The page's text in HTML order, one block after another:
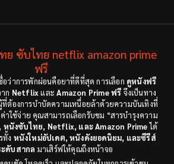
ย ซับไทย netflix amazon prime
ฟรี
ชื่อว่าการพักผ่อนคือยาที่ดีที่สุด การเลือก ดูหนังฟรี
ก NetflixและAmazon Prime ฟรี จึงเป็นทาง
ต้องการบำบัดความเหนื่อยล้าด้วยความบันเทิงที่
ใช้จ่าย คุณสามารถเลือกรับชม “สารบำรุงความ
นังซับไทย, Netflix, และ Amazon Primeได้
ทั้ง หนังใหม่อัปเดต, หนังดังยอดนิยม, และซีรีส์
ดับสากล มาเสิร์ฟให้คุณถึงหน้าจอ